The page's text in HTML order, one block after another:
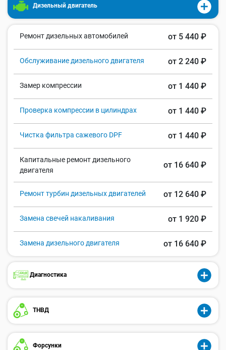
Дизельный двигатель
Ремонт дизельных автомобилей от 5 440 ₽
Обслуживание дизельного двигателя от 2 240 ₽
Замер компрессии от 1 440 ₽
Проверка компрессии в цилиндрах от 1 440 ₽
Чистка фильтра сажевого DPF от 1 440 ₽
Капитальные ремонт дизельного
двигателя
от 16 640 ₽
Ремонт турбин дизельных двигателей от 12 640 ₽
Замена свечей накаливания от 1 920 ₽
Замена дизельного двигателя от 16 640 ₽
Диагностика
ТНВД
Форсунки